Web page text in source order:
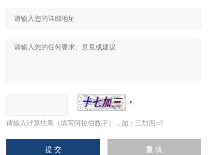
请输入计算结果（填写阿拉伯数字），如：三加四=7